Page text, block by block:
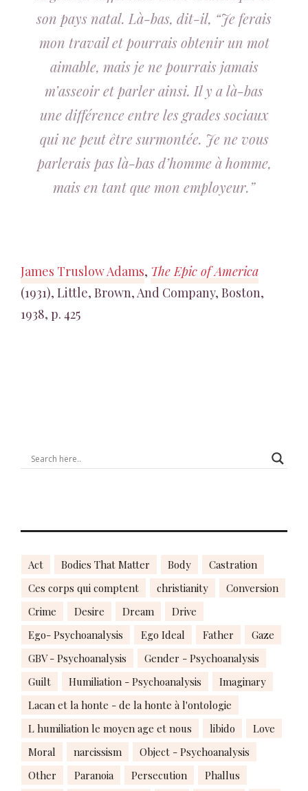
son pays natal. Là-bas, dit-il, “Je ferais
mon travail et pourrais obtenir un mot
aimable, mais je ne pourrais jamais
m’asseoir et parler ainsi. Il y a là-bas
une différence entre les grades sociaux
qui ne peut être surmontée. Je ne vous
parlerais pas là-bas d’homme à homme,
mais en tant que mon employeur.”
James Truslow Adams, The Epic of America
(1931), Little, Brown, And Company, Boston,
1938, p. 425
Act Bodies That Matter Body
Castration
Ces corps qui comptent
christianity
Conversion
Crime
Desire Dream
Drive
Ego- Psychoanalysis
Ego Ideal Father
Gaze
GBV - Psychoanalysis
Gender - Psychoanalysis
Guilt
Humiliation - Psychoanalysis
Imaginary
Lacan et la honte - de la honte à l'ontologie
L humiliation le moyen age et nous
libido
Love
Moral
narcissism
Object - Psychoanalysis
Other
Paranoia Persecution Phallus